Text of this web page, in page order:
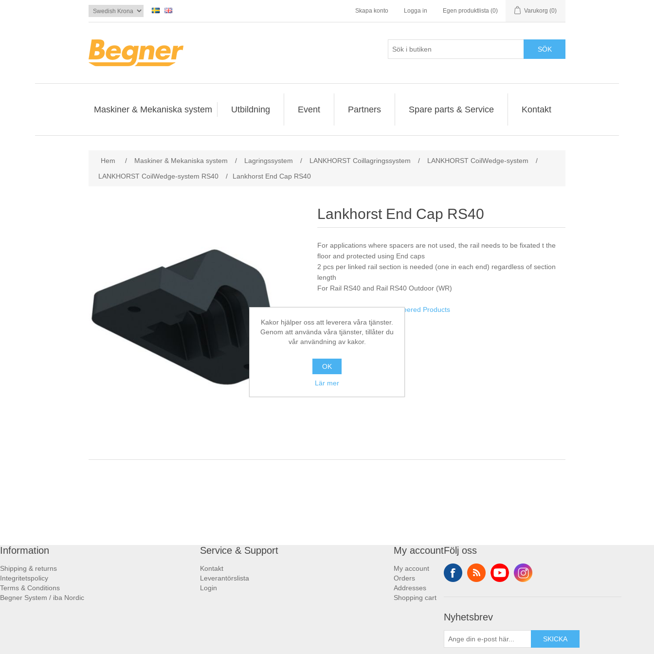
Skapa konto Logga in Egen produktlista (0) Varukorg (0)
SÖK
Maskiner & Mekaniska system Utbildning Event Partners Spare parts & Service Kontakt
Hem / Maskiner & Mekaniska system / Lagringssystem / LANKHORST Coillagringssystem / LANKHORST CoilWedge-system
/
LANKHORST CoilWedge-system RS40
/ Lankhorst End Cap RS40
Lankhorst End Cap RS40
For applications where spacers are not used, the rail needs to be fixated t the
floor and protected using End caps
2 pcs per linked rail section is needed (one in each end) regardless of section
length
For Rail RS40 and Rail RS40 Outdoor (WR)
Tillverkare: Lankhorst Engineered Products
Artikelnr: 253132
Information
Shipping & returns
Integritetspolicy
Terms & Conditions
Begner System / iba Nordic
Service & Support
Kontakt
Leverantörslista
Login
My account
My account
Orders
Addresses
Shopping cart
Följ oss
Nyhetsbrev
SKICKA
Kakor hjälper oss att leverera våra tjänster.
Genom att använda våra tjänster, tillåter du
vår användning av kakor.
OK
Lär mer